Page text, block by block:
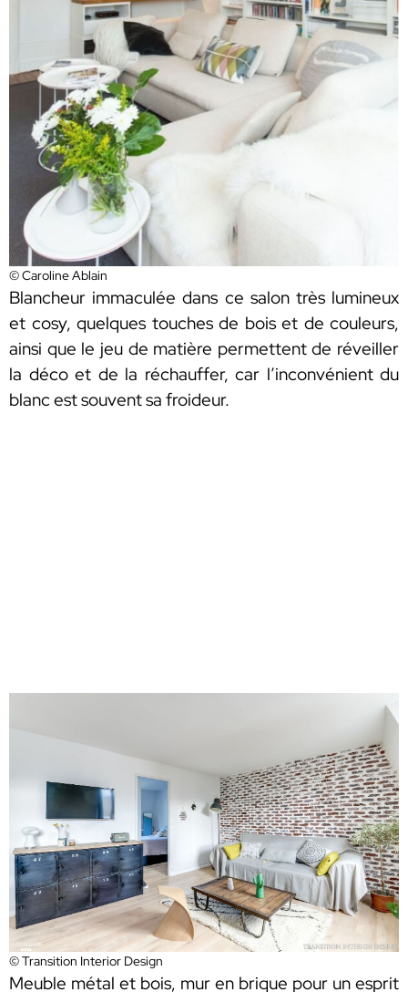
© Caroline Ablain
Blancheur immaculée dans ce salon très lumineux
et cosy, quelques touches de bois et de couleurs,
ainsi que le jeu de matière permettent de réveiller
la déco et de la réchauffer, car l’inconvénient du
blanc est souvent sa froideur.
© Transition Interior Design
Meuble métal et bois, mur en brique pour un esprit